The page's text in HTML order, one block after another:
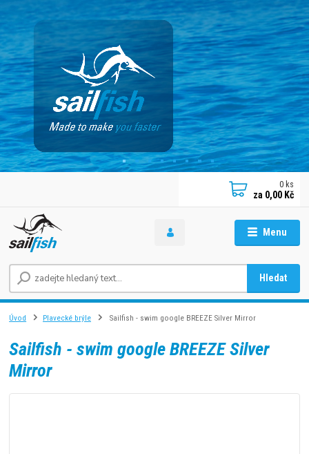
Menu
Hledat
0 ks
za 0,00 Kč
Úvod Plavecké brýle Sailfish - swim google BREEZE Silver Mirror
Sailfish - swim google BREEZE Silver
Mirror